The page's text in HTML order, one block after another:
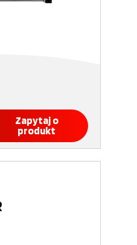
Zapytaj o
produkt